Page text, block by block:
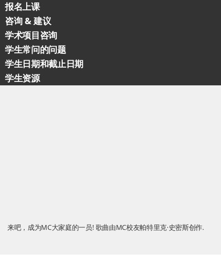
报名上课
咨询 & 建议
学术项目咨询
学生常问的问题
学生日期和截止日期
学生资源
来吧，成为MC大家庭的一员! 歌曲由MC校友帕特里克·史密斯创作.